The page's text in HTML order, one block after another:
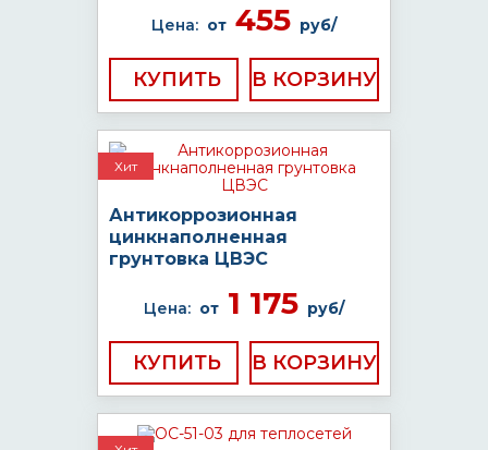
Цена: от 455 руб/
КУПИТЬ
Хит
Антикоррозионная
цинкнаполненная
грунтовка ЦВЭС
Цена: от 1 175 руб/
КУПИТЬ